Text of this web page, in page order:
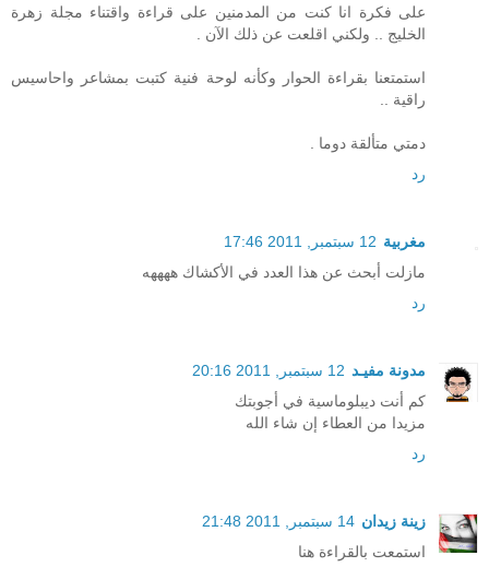
على فكرة انا كنت من المدمنين على قراءة واقتناء مجلة زهرة
الخليج .. ولكني اقلعت عن ذلك الآن .
استمتعنا بقراءة الحوار وكأنه لوحة فنية كتبت بمشاعر واحاسيس
راقية ..
دمتي متألقة دوما .
رد
مغربية 12 سبتمبر, 2011 17:46
مازلت أبحث عن هذا العدد في الأكشاك ههههه
رد
مدونة مفيـد 12 سبتمبر, 2011 20:16
كم أنت ديبلوماسية في أجوبتك
مزيدا من العطاء إن شاء الله
رد
زينة زيدان 14 سبتمبر, 2011 21:48
استمعت بالقراءة هنا